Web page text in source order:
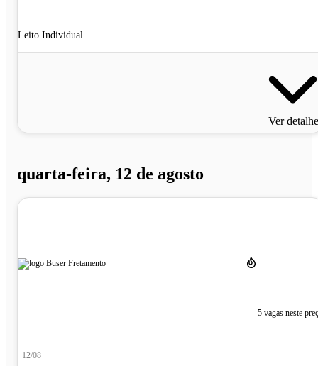
Leito Individual
Ver
quarta-feira, 12 de agosto
5 vagas neste
12/08